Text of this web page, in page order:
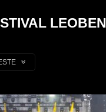
LEOBEN